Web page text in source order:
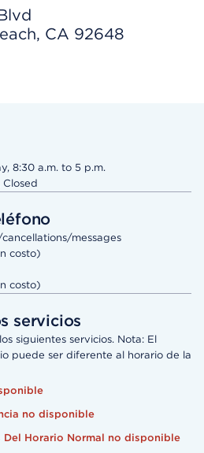
CA 92648
8:30 a.m. to 5 p.m.
messages
costo)
costo)
servicios
siguientes servicios. Nota: El
puede ser diferente al horario de la
no disponible
Del Horario Normal no disponible